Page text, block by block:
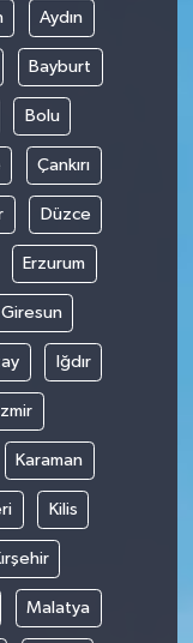
Aydın
Bayburt
Bolu
Çankırı
Düzce
Erzurum
Giresun
Iğdır
İzmir
Karaman
Kilis
Malatya